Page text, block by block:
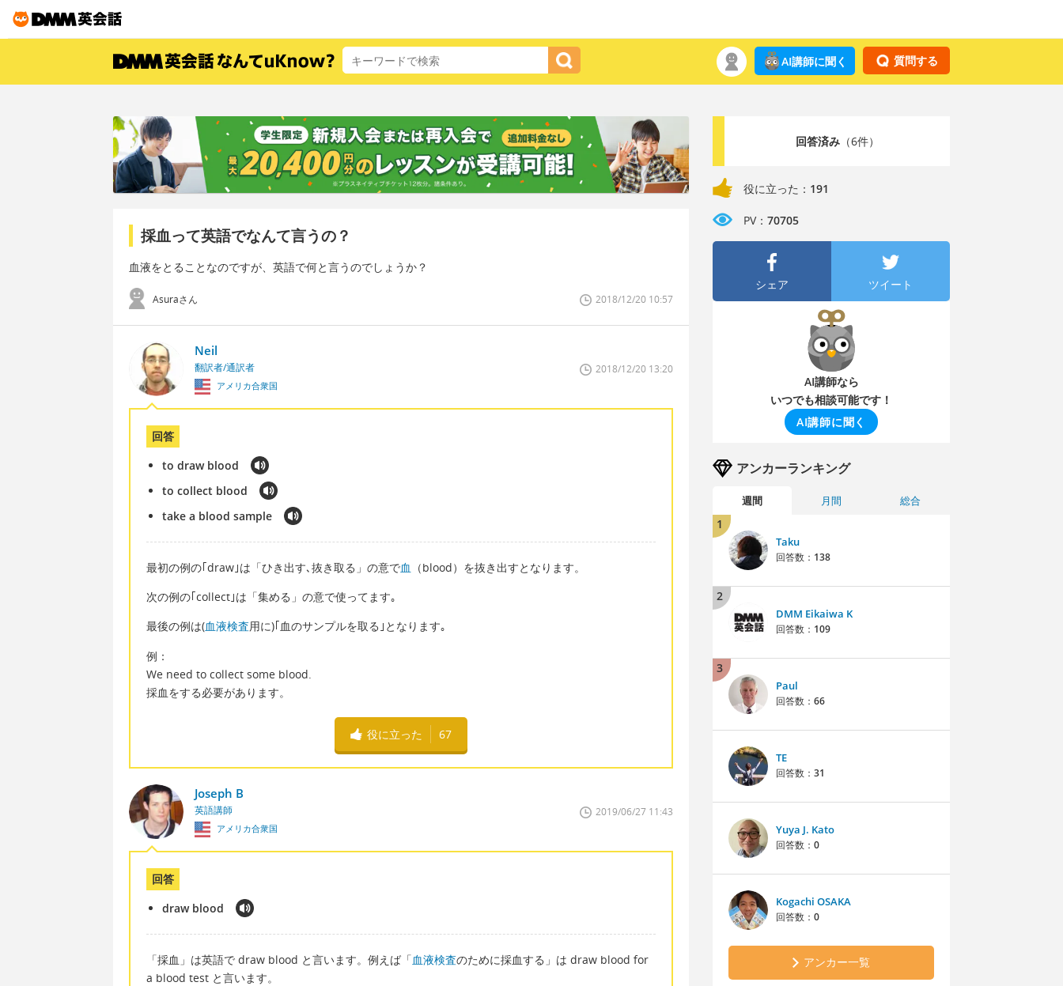
質問する
AI講師に聞く
採血って英語でなんて言うの？
血液をとることなのですが、英語で何と言うのでしょうか？
Asuraさん 2018/12/20 10:57
Neil
翻訳者/通訳者
アメリカ合衆国
2018/12/20 13:20
回答
to draw blood
to collect blood
take a blood sample
最初の例の｢draw｣は「ひき出す､抜き取る」の意で血 （blood）を抜き出すとなります。
次の例の｢collect｣は「集める」の意で使ってます｡
最後の例は(血液検査用に)｢血のサンプルを取る｣となります｡
例：
We need to collect some blood.
採血をする必要があります。
役に立った 67
Joseph B
英語講師
アメリカ合衆国
2019/06/27 11:43
回答
draw blood
「採血」は英語で draw blood と言います。例えば「血液検査のために採血する」は draw blood for
a blood test と言います。
回答済み（6件）
役に立った： 191
PV： 70705
シェア ツイート
AI講師なら
いつでも相談可能です！
AI講師に聞く
アンカーランキング
週間 月間 総合
1
Taku
回答数： 138
2
DMM Eikaiwa K
回答数： 109
3
Paul
回答数： 66
TE
回答数： 31
Yuya J. Kato
回答数： 0
Kogachi OSAKA
回答数： 0
アンカー一覧